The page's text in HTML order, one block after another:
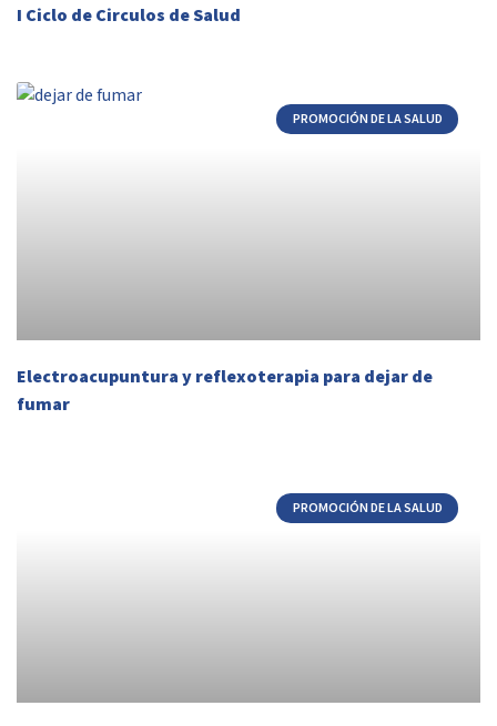
I Ciclo de Circulos de Salud
PROMOCIÓN DE LA SALUD
Electroacupuntura y reflexoterapia para dejar de
fumar
PROMOCIÓN DE LA SALUD